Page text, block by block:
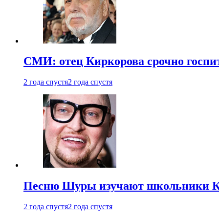
СМИ: отец Киркорова срочно
2 года спустя2 года спустя
Песню Шуры изучают школьники
2 года спустя2 года спустя